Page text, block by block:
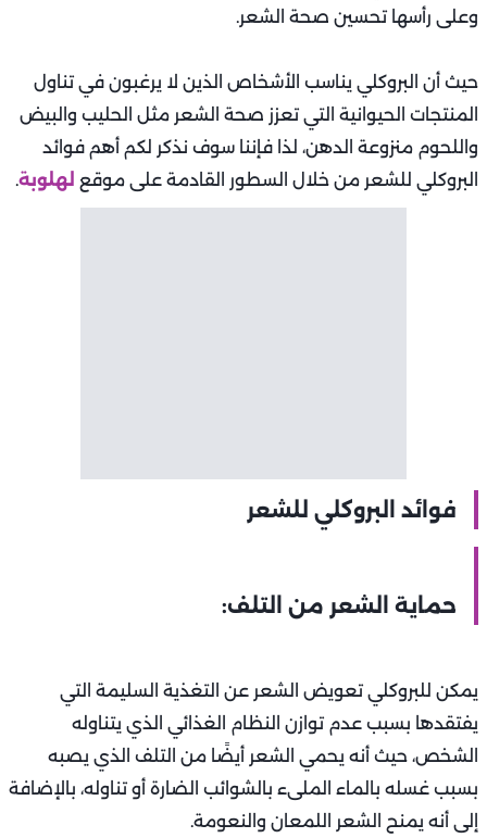
وعلى رأسها تحسين صحة الشعر.
حيث أن البروكلي يناسب الأشخاص الذين لا يرغبون في تناول
المنتجات الحيوانية التي تعزز صحة الشعر مثل الحليب والبيض
واللحوم منزوعة الدهن، لذا فإننا سوف نذكر لكم أهم فوائد
البروكلي للشعر من خلال السطور القادمة على موقع لهلوبة.
فوائد البروكلي للشعر
حماية الشعر من التلف:
يمكن للبروكلي تعويض الشعر عن التغذية السليمة التي
يفتقدها بسبب عدم توازن النظام الغذائي الذي يتناوله
الشخص، حيث أنه يحمي الشعر أيضًا من التلف الذي يصبه
بسبب غسله بالماء الملىء بالشوائب الضارة أو تناوله، بالإضافة
إلى أنه يمنح الشعر اللمعان والنعومة.